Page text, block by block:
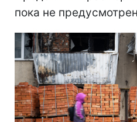
пока не